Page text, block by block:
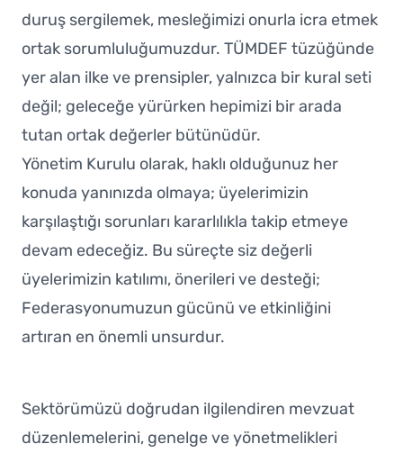
duruş sergilemek, mesleğimizi onurla icra etmek
ortak sorumluluğumuzdur. TÜMDEF tüzüğünde
yer alan ilke ve prensipler, yalnızca bir kural seti
değil; geleceğe yürürken hepimizi bir arada
tutan ortak değerler bütünüdür.
Yönetim Kurulu olarak, haklı olduğunuz her
konuda yanınızda olmaya; üyelerimizin
karşılaştığı sorunları kararlılıkla takip etmeye
devam edeceğiz. Bu süreçte siz değerli
üyelerimizin katılımı, önerileri ve desteği;
Federasyonumuzun gücünü ve etkinliğini
artıran en önemli unsurdur.
Sektörümüzü doğrudan ilgilendiren mevzuat
düzenlemelerini, genelge ve yönetmelikleri